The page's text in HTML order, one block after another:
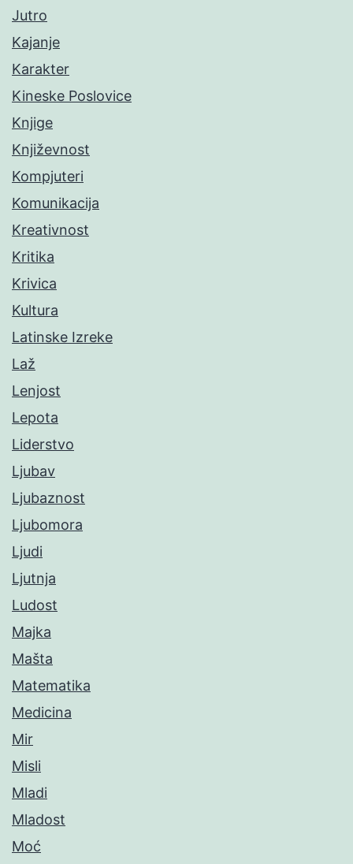
Jutro
Kajanje
Karakter
Kineske Poslovice
Knjige
Književnost
Kompjuteri
Komunikacija
Kreativnost
Kritika
Krivica
Kultura
Latinske Izreke
Laž
Lenjost
Lepota
Liderstvo
Ljubav
Ljubaznost
Ljubomora
Ljudi
Ljutnja
Ludost
Majka
Mašta
Matematika
Medicina
Mir
Misli
Mladi
Mladost
Moć